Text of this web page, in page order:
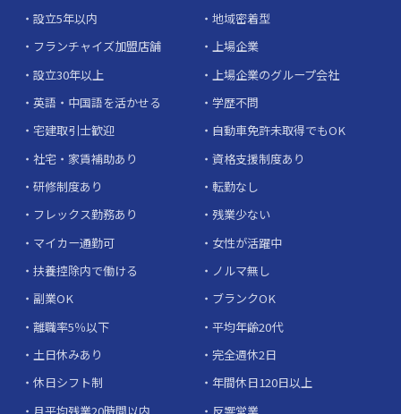
設立5年以内
地域密着型
フランチャイズ加盟店舗
上場企業
設立30年以上
上場企業のグループ会社
英語・中国語を活かせる
学歴不問
宅建取引士歓迎
自動車免許未取得でもOK
社宅・家賃補助あり
資格支援制度あり
研修制度あり
転勤なし
フレックス勤務あり
残業少ない
マイカー通勤可
女性が活躍中
扶養控除内で働ける
ノルマ無し
副業OK
ブランクOK
離職率5％以下
平均年齢20代
土日休みあり
完全週休2日
休日シフト制
年間休日120日以上
月平均残業20時間以内
反響営業